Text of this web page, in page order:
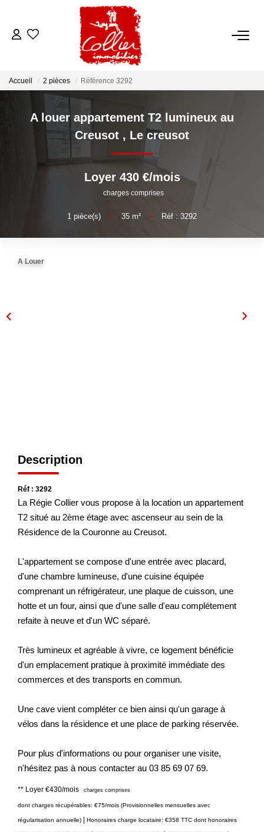
ACCUEIL
A Vendre
A Louer
NOS SERVICES
Transaction
Mon Compte Transaction
Accueil 2 pièces Référence 3292
A louer appartement T2 lumineux au
Creusot , Le creusot
Loyer 430 €/mois
charges comprises
1 pièce(s) • 35 m² • Réf : 3292
A Louer
Description
Réf : 3292
La Régie Collier vous propose à la location un appartement
T2 situé au 2ème étage avec ascenseur au sein de la
Résidence de la Couronne au Creusot.
L'appartement se compose d'une entrée avec placard,
d'une chambre lumineuse, d'une cuisine équipée
comprenant un réfrigérateur, une plaque de cuisson, une
hotte et un four, ainsi que d'une salle d'eau complétement
refaite à neuve et d'un WC séparé.
Très lumineux et agréable à vivre, ce logement bénéficie
d'un emplacement pratique à proximité immédiate des
commerces et des transports en commun.
Une cave vient compléter ce bien ainsi qu'un garage à
vélos dans la résidence et une place de parking réservée.
Pour plus d'informations ou pour organiser une visite,
n'hésitez pas à nous contacter au 03 85 69 07 69.
** Loyer €430/mois charges comprises
dont charges récupérables: €75/mois (Provisionnelles mensuelles avec
régularisation annuelle) | Honoraires charge locataire: €358 TTC dont honoraires